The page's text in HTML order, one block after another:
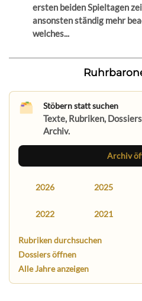
ersten beiden Spieltagen
ansonsten ständig mehr
welches...
Stöbern statt suchen
Texte, Rubriken,
Archiv.
Archiv
2026 2025
2022 2021
Rubriken durchsuchen
Dossiers öffnen
Alle Jahre anzeigen